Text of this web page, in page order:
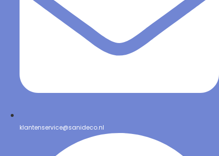
klantenservice@sanideco.nl